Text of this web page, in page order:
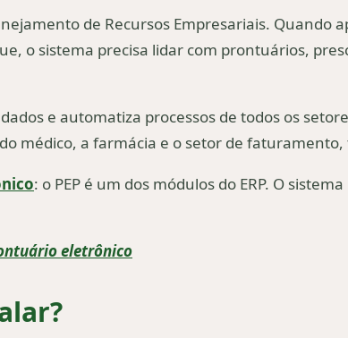
de Recursos Empresariais. Quando
o sistema precisa lidar com prontuários,
e automatiza processos de todos os
médico, a farmácia e o setor de
: o PEP é um dos módulos do ERP. O
eletrônico